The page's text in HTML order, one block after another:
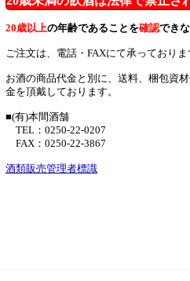
20歳以上の年齢であることを確認でき
ご注文は、電話・FAXにて承っておりま
お酒の商品代金と別に、送料、梱包資
金を頂戴しております。
■(有)本間酒舗
TEL：0250-22-0207
FAX：0250-22-3867
酒類販売管理者標識